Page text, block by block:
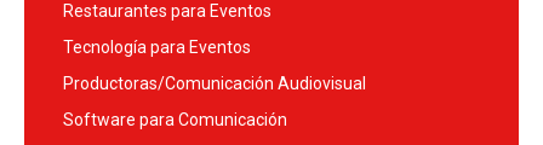
Restaurantes para Eventos
Tecnología para Eventos
Productoras/Comunicación Audiovisual
Software para Comunicación